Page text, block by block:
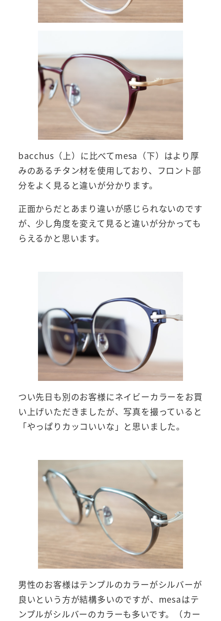
bacchus（上）に比べてmesa（下）はより厚
みのあるチタン材を使用しており、フロント部
分をよく見ると違いが分かります。
正面からだとあまり違いが感じられないのです
が、少し角度を変えて見ると違いが分かっても
らえるかと思います。
つい先日も別のお客様にネイビーカラーをお買
い上げいただきましたが、写真を撮っていると
「やっぱりカッコいいな」と思いました。
男性のお客様はテンプルのカラーがシルバーが
良いという方が結構多いのですが、mesaはテ
ンプルがシルバーのカラーも多いです。（カー